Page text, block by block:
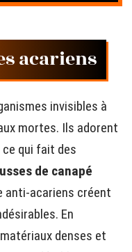
acariens
invisibles à
mortes. Ils adorent
qui fait des
de canapé
anti-acariens créent
En
denses et